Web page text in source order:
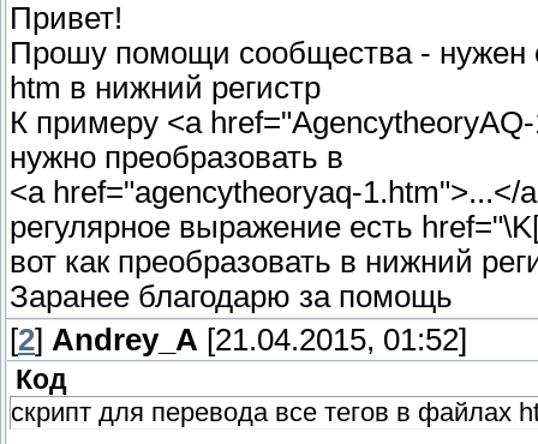
Привет!
Прошу помощи сообщества - нужен
htm в нижний регистр
К примеру <a
нужно преобразовать в
<a href="agencytheoryaq-1.htm">...</
регулярное выражение есть
вот как преобразовать в нижний
Заранее благодарю за помощь
[2] Andrey_A [21.04.2015, 01:52]
Код
скрипт для перевода все тегов в файлах